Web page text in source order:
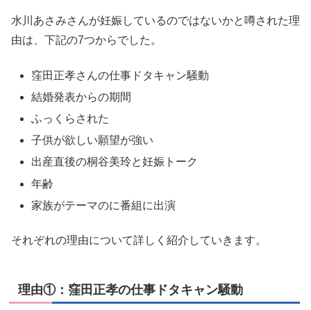
水川あさみさんが妊娠しているのではないかと噂された理
由は、下記の7つからでした。
窪田正孝さんの仕事ドタキャン騒動
結婚発表からの期間
ふっくらされた
子供が欲しい願望が強い
出産直後の桐谷美玲と妊娠トーク
年齢
家族がテーマのに番組に出演
それぞれの理由について詳しく紹介していきます。
理由①：窪田正孝の仕事ドタキャン騒動